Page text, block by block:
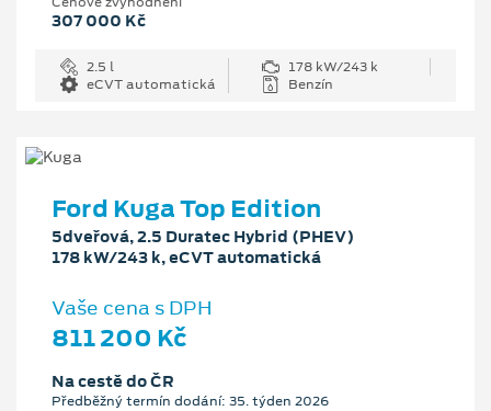
307 000 Kč
2.5 l
178 kW/243 k
eCVT automatická
Benzín
Ford Kuga Top Edition
5dveřová, 2.5 Duratec Hybrid (PHEV)
178 kW/243 k, eCVT automatická
Vaše cena s DPH
811 200 Kč
Na cestě do ČR
Předběžný termín dodání: 35. týden 2026